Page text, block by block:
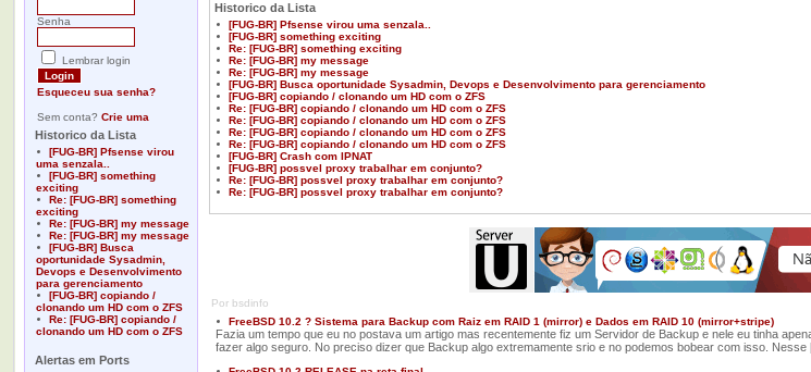
Senha
Lembrar login
Esqueceu sua senha?
Sem conta? Crie uma
Historico da Lista
[FUG-BR] Pfsense virou
uma senzala..
[FUG-BR] something
exciting
Re: [FUG-BR] something
exciting
Re: [FUG-BR] my message
Re: [FUG-BR] my message
[FUG-BR] Busca
oportunidade Sysadmin,
Devops e Desenvolvimento
para gerenciamento
[FUG-BR] copiando /
clonando um HD com o ZFS
Re: [FUG-BR] copiando /
clonando um HD com o ZFS
Alertas em Ports
Historico da Lista
[FUG-BR] Pfsense virou uma senzala..
[FUG-BR] something exciting
Re: [FUG-BR] something exciting
Re: [FUG-BR] my message
Re: [FUG-BR] my message
[FUG-BR] Busca oportunidade Sysadmin, Devops e Desenvolvimento para gerenciamento
[FUG-BR] copiando / clonando um HD com o ZFS
Re: [FUG-BR] copiando / clonando um HD com o ZFS
Re: [FUG-BR] copiando / clonando um HD com o ZFS
Re: [FUG-BR] copiando / clonando um HD com o ZFS
Re: [FUG-BR] copiando / clonando um HD com o ZFS
[FUG-BR] Crash com IPNAT
[FUG-BR] possvel proxy trabalhar em conjunto?
Re: [FUG-BR] possvel proxy trabalhar em conjunto?
Re: [FUG-BR] possvel proxy trabalhar em conjunto?
Por bsdinfo
FreeBSD 10.2 ? Sistema para Backup com Raiz em RAID 1 (mirror) e Dados em RAID 10 (mirror+stripe)
Fazia um tempo que eu no postava um artigo mas recentemente fiz um Servidor de Backup e nele eu tinha
fazer algo seguro. No preciso dizer que Backup algo extremamente srio e no podemos bobear com isso.